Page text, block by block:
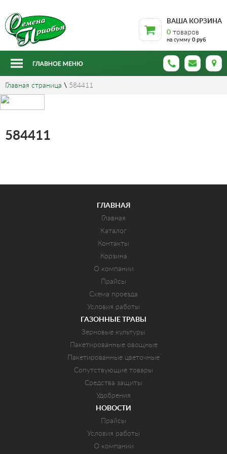
ВАША КОРЗИНА
0 товаров
на сумму 0 руб
Главная страница \ 584411
584411
ГЛАВНАЯ
Главная
Каталог
Контакты
Корзина
О компании
Прайсы
Схема проезда
Условия работы
ГАЗОННЫЕ ТРАВЫ
Зерновые культуры
Пакетированные овощные
Пакетированные цветочные
Сопутствующие товары
Средства защиты
Удобрения
НОВОСТИ
Прайсы
Условия работы
О компании